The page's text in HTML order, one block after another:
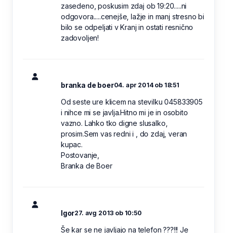
zasedeno, poskusim zdaj ob 19:20.....ni
odgovora.....cenejše, lažje in manj stresno bi
bilo se odpeljati v Kranj in ostati resnično
zadovoljen!
branka de boer04. apr 2014 ob 18:51
Od seste ure klicem na stevilku 045833905
i nihce mi se javlja.Hitno mi je in osobito
vazno. Lahko tko digne slusalko,
prosim.Sem vas redni i , do zdaj, veran
kupac.
Postovanje,
Branka de Boer
Igor27. avg 2013 ob 10:50
Še kar se ne javljajo na telefon ???!!! Je